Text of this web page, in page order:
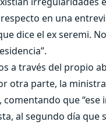
en una
dice el ex seremi.
a través del propio
otra parte, la
que
al segundo día